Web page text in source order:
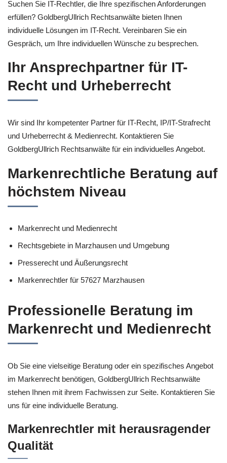
Suchen Sie IT-Rechtler, die Ihre spezifischen Anforderungen
erfüllen? GoldbergUllrich Rechtsanwälte bieten Ihnen
individuelle Lösungen im IT-Recht. Vereinbaren Sie ein
Gespräch, um Ihre individuellen Wünsche zu besprechen.
Ihr Ansprechpartner für IT-
Recht und Urheberrecht
Wir sind Ihr kompetenter Partner für IT-Recht, IP/IT-Strafrecht
und Urheberrecht & Medienrecht. Kontaktieren Sie
GoldbergUllrich Rechtsanwälte für ein individuelles Angebot.
Markenrechtliche Beratung auf
höchstem Niveau
Markenrecht und Medienrecht
Rechtsgebiete in Marzhausen und Umgebung
Presserecht und Äußerungsrecht
Markenrechtler für 57627 Marzhausen
Professionelle Beratung im
Markenrecht und Medienrecht
Ob Sie eine vielseitige Beratung oder ein spezifisches Angebot
im Markenrecht benötigen, GoldbergUllrich Rechtsanwälte
stehen Ihnen mit ihrem Fachwissen zur Seite. Kontaktieren Sie
uns für eine individuelle Beratung.
Markenrechtler mit herausragender
Qualität